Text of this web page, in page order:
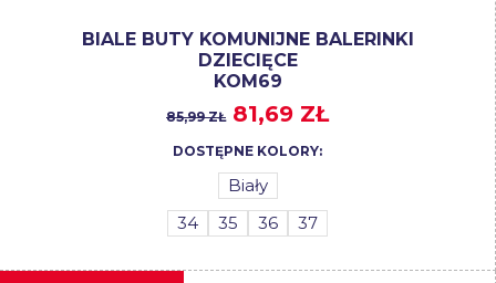
BIALE BUTY KOMUNIJNE BALERINKI
DZIECIĘCE
KOM69
85,99 ZŁ 81,69 ZŁ
DOSTĘPNE KOLORY:
Biały
34
35 36 37